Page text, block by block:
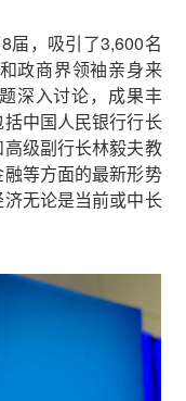
届，吸引了3,600名
政商界领袖亲身来
深入讨论，成果丰
中国人民银行行长
级副行长林毅夫教
等方面的最新形势
无论是当前或中长